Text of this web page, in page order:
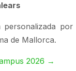
personalizada por
de Mallorca.
2026 →